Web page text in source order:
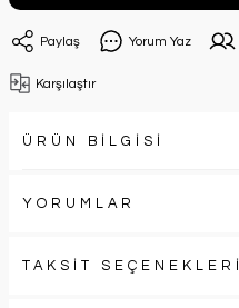
Paylaş Yorum Yaz
Karşılaştır
ÜRÜN BİLGİSİ
YORUMLAR
TAKSİT SEÇENEKLERİ